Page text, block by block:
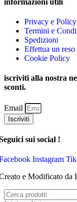
Privacy e Policy
Termini e
Spedizioni
Effettua un reso
Cookie Policy
iscriviti alla nostra
sconti.
Email
Iscriviti
sui social !
Instagram
e Modificato da